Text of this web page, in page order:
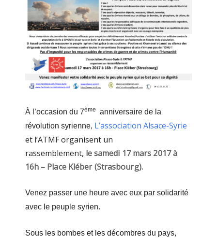
À l’occasion du 7ème
anniversaire de la
révolution syrienne, L’association Alsace-Syrie
et l’ATMF organisent un
rassemblement, le samedi 17 mars 2017 à
16h – Place Kléber (Strasbourg).
Venez passer une heure avec eux par solidarité
avec le peuple syrien.
Sous les bombes et les décombres du pays,